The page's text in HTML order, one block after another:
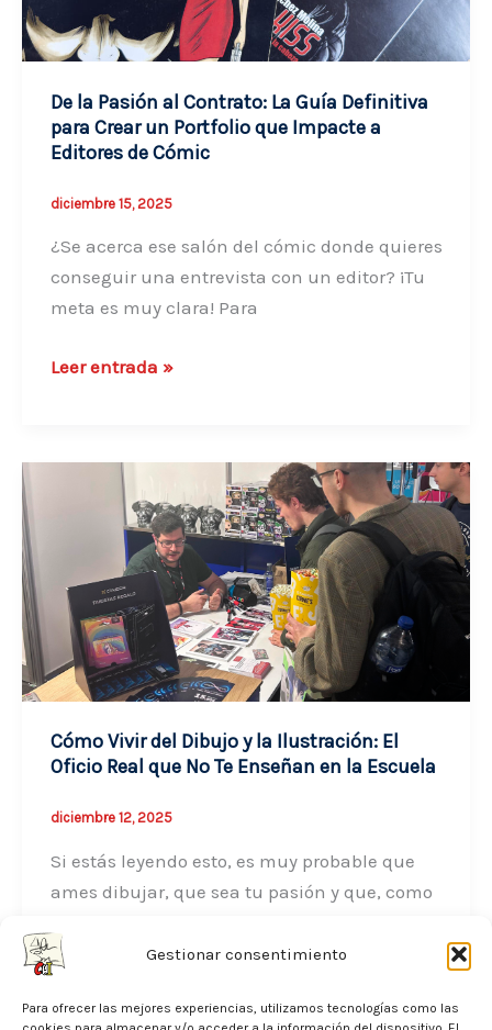
Gestionar consentimiento
Para ofrecer las mejores experiencias, utilizamos tecnologías como las
ciegas»
De la Pasión al Contrato: La Guía Definitiva
para Crear un Portfolio que Impacte a
Editores de Cómic
diciembre 15, 2025
¿Se acerca ese salón del cómic donde quieres
conseguir una entrevista con un editor? ¡Tu
meta es muy clara! Para
De
al
Contrato:
Definitiva
para
Crear
un
Portfolio
que
Impacte
Editores
de
Cómic
Leer entrada »
Cómo Vivir del Dibujo y la Ilustración: El
Oficio Real que No Te Enseñan en la Escuela
diciembre 12, 2025
Si estás leyendo esto, es muy probable que
ames dibujar, que sea tu pasión y que, como
Cómo
Vivir
Leer entrada »